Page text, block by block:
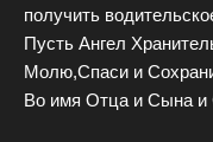
получить
Пусть Ангел
Молю,Спаси и
Во имя Отца и Сына и